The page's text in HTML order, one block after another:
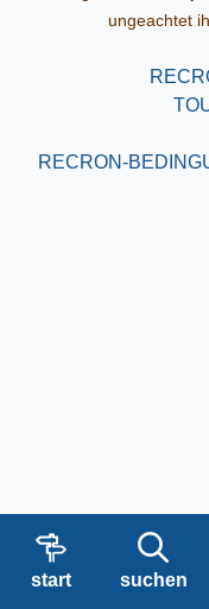
ungeachtet
RECRON-
start suchen